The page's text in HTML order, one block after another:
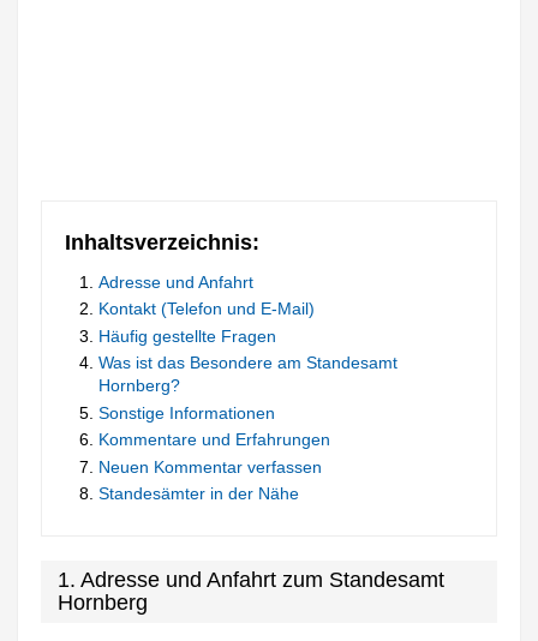
Inhaltsverzeichnis:
Adresse und Anfahrt
Kontakt (Telefon und E-Mail)
Häufig gestellte Fragen
Was ist das Besondere am Standesamt
Hornberg?
Sonstige Informationen
Kommentare und Erfahrungen
Neuen Kommentar verfassen
Standesämter in der Nähe
1. Adresse und Anfahrt zum Standesamt
Hornberg